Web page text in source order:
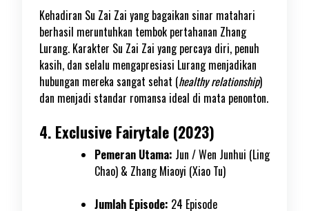
Kehadiran Su Zai Zai yang bagaikan sinar matahari
berhasil meruntuhkan tembok pertahanan Zhang
Lurang. Karakter Su Zai Zai yang percaya diri, penuh
kasih, dan selalu mengapresiasi Lurang menjadikan
hubungan mereka sangat sehat (healthy relationship)
dan menjadi standar romansa ideal di mata penonton.
4. Exclusive Fairytale (2023)
Pemeran Utama: Jun / Wen Junhui (Ling
Chao) & Zhang Miaoyi (Xiao Tu)
Jumlah Episode: 24 Episode